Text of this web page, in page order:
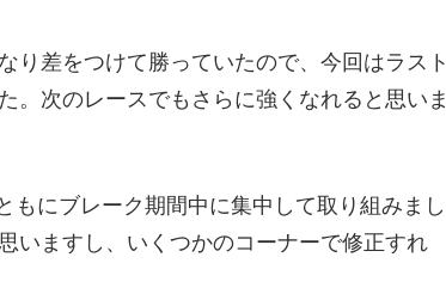
り差をつけて勝っていたので、今回はラスト
。次のレースでもさらに強くなれると思いま
もにブレーク期間中に集中して取り組みまし
いますし、いくつかのコーナーで修正すれ